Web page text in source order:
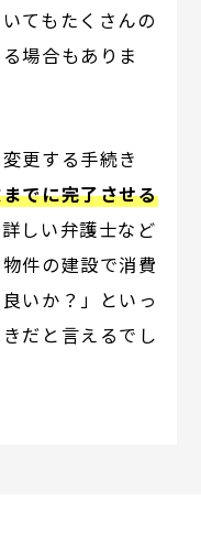
てもたくさんの
場合もありま
更する手続き
でに完了させる
しい弁護士など
件の建設で消費
いか？」といっ
だと言えるでし